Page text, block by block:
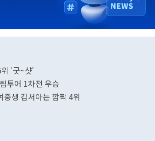
'굿~샷'
투어 1차전 우승
생 김서아는 깜짝 4위